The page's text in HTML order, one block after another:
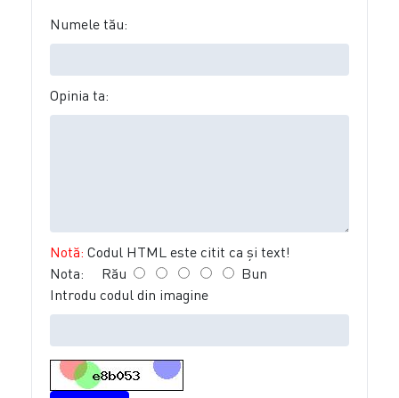
Numele tău:
Opinia ta:
Notă: Codul HTML este citit ca şi text!
Nota: Rău
Bun
Introdu codul din imagine